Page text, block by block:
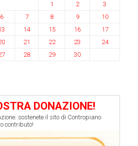
1 2
3
6 7 8 9
10
14 15 16
17
21 22 23
24
28 29 30
DONAZIONE!
sostenete il sito di Contropiano
contributo!